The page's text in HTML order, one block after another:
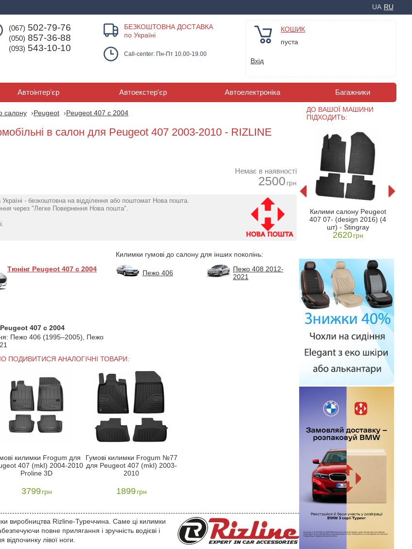
UA RU
(067) 502-79-76
(050) 857-36-88
(093) 543-10-10
БЕЗКОШТОВНА ДОСТАВКА
по Україні
Call-center: Пн-Пт 10.00-19.00
КОШИК
пуста
Вхід
Автоінтер'єр Автоекстер'єр Автоелектроніка Багажники
салону Peugeot Peugeot 407 с 2004
в салон для Peugeot 407 2003-2010 - RIZLINE
Немає в наявності
2500 грн
- безкоштовна на відділення або поштомат Нова пошта.
через "Легке Повернення Нова пошта".
Тюнінг Peugeot 407 с 2004
Peugeot 407 с 2004
Пежо 406 (1995–2005), Пежо
Килимки гумові до салону для інших поколінь:
Пежо 406
Пежо 408 2012-
2021
ПОДИВИТИСЯ АНАЛОГІЧНІ ТОВАРИ:
килимки Frogum для
407 (mkI) 2004-2010
Proline 3D
3799 грн
Гумові килимки Frogum №77
для Peugeot 407 (mkI) 2003-
2010
1899 грн
виробництва Rizline-Туреччина. Саме ці килимки
повне прилягання і зручність водієві і
лівої ноги.
ДО ВАШОЇ МАШИНИ
ПІДХОДИТЬ:
Коврики автомобильные
в салон для Peugeot
Гумові килимки в салон
Гумові килимки Gledring
для Peugeot 407 2004-
2010
1599грн
Килими салону Peugeot
407 07- (design 2016) (4
шт) - Stingray
2620 грн